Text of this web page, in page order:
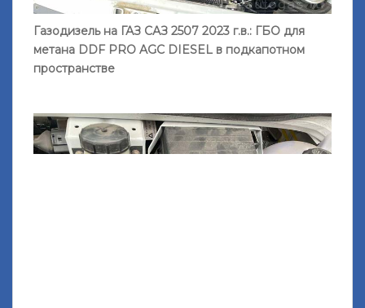
Газодизель на ГАЗ САЗ 2507 2023 г.в.: ГБО для
метана DDF PRO AGС DIESEL в подкапотном
пространстве